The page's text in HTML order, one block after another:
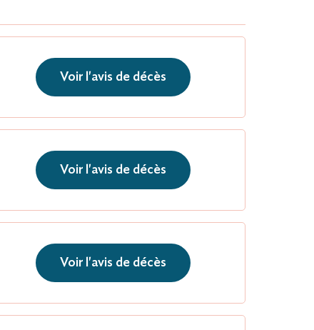
Voir l'avis de décès
Voir l'avis de décès
Voir l'avis de décès